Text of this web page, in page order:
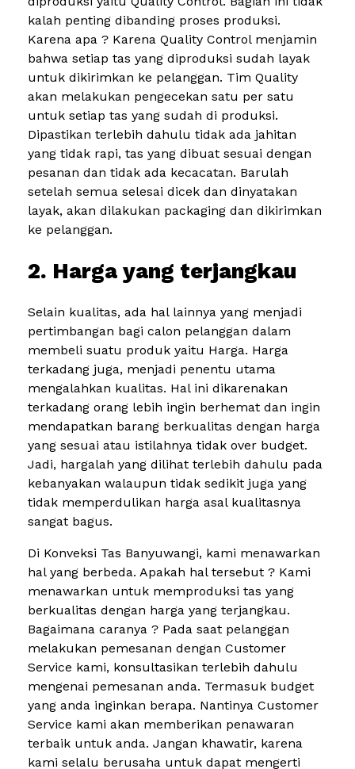
kalah penting dibanding proses produksi.
Karena apa ? Karena Quality Control menjamin
bahwa setiap tas yang diproduksi sudah layak
untuk dikirimkan ke pelanggan. Tim Quality
akan melakukan pengecekan satu per satu
untuk setiap tas yang sudah di produksi.
Dipastikan terlebih dahulu tidak ada jahitan
yang tidak rapi, tas yang dibuat sesuai dengan
pesanan dan tidak ada kecacatan. Barulah
setelah semua selesai dicek dan dinyatakan
layak, akan dilakukan packaging dan dikirimkan
ke pelanggan.
2. Harga yang terjangkau
Selain kualitas, ada hal lainnya yang menjadi
pertimbangan bagi calon pelanggan dalam
membeli suatu produk yaitu Harga. Harga
terkadang juga, menjadi penentu utama
mengalahkan kualitas. Hal ini dikarenakan
terkadang orang lebih ingin berhemat dan ingin
mendapatkan barang berkualitas dengan harga
yang sesuai atau istilahnya tidak over budget.
Jadi, hargalah yang dilihat terlebih dahulu pada
kebanyakan walaupun tidak sedikit juga yang
tidak memperdulikan harga asal kualitasnya
sangat bagus.
Di Konveksi Tas Banyuwangi, kami menawarkan
hal yang berbeda. Apakah hal tersebut ? Kami
menawarkan untuk memproduksi tas yang
berkualitas dengan harga yang terjangkau.
Bagaimana caranya ? Pada saat pelanggan
melakukan pemesanan dengan Customer
Service kami, konsultasikan terlebih dahulu
mengenai pemesanan anda. Termasuk budget
yang anda inginkan berapa. Nantinya Customer
Service kami akan memberikan penawaran
terbaik untuk anda. Jangan khawatir, karena
kami selalu berusaha untuk dapat mengerti